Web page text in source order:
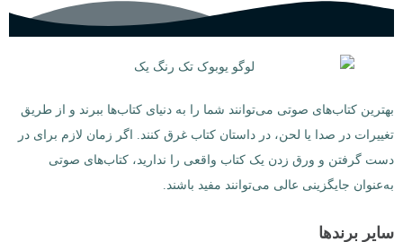
بهترین کتاب‌های صوتی می‌توانند شما را به دنیای کتاب‌ها ببرند و از طریق
تغییرات در صدا یا لحن، در داستان کتاب غرق کنند. اگر زمان لازم برای در
دست گرفتن و ورق زدن یک کتاب واقعی را ندارید، کتاب‌های صوتی
به‌عنوان جایگزینی عالی می‌توانند مفید باشند.
سایر برندها